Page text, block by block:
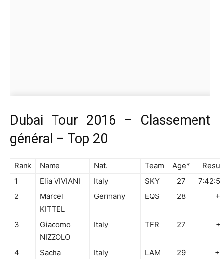
Dubai Tour 2016 – Classement
général – Top 20
Rank Name Nat. Team Age*
1
Elia VIVIANI Italy SKY 27
2
Marcel
KITTEL
Germany EQS 28
3
Giacomo
NIZZOLO
Italy TFR 27
4
Sacha
Italy LAM 29